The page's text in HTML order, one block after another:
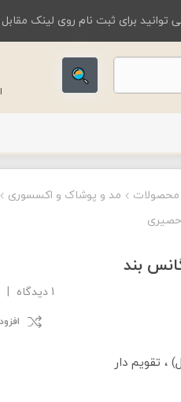
برای ثبت نام روی لینک
محصولات مد و پوشاک و اکسسوری
بند
1 دیدگاه |
تقویم دار